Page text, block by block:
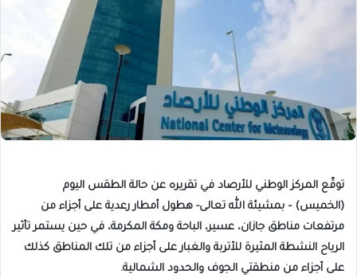
توقّع المركز الوطني للأرصاد في تقريره عن حالة الطقس اليوم
(الخميس) – بمشيئة الله تعالى- هطول أمطار رعدية على أجزاء من
مرتفعات مناطق جازان، عسير، الباحة ومكة المكرمة، في حين يستمر تأثير
الرياح النشطة المثيرة للأتربة والغبار على أجزاء من تلك المناطق كذلك
على أجزاء من منطقتي الجوف والحدود الشمالية.